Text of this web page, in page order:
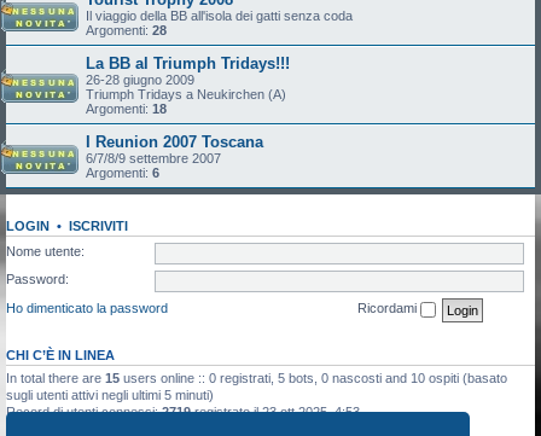
Il viaggio della BB all'isola dei gatti senza coda
Argomenti: 28
La BB al Triumph Tridays!!!
26-28 giugno 2009
Triumph Tridays a Neukirchen (A)
Argomenti: 18
I Reunion 2007 Toscana
6/7/8/9 settembre 2007
Argomenti: 6
LOGIN • ISCRIVITI
Nome utente:
Password:
Ho dimenticato la password
Ricordami
CHI C’È IN LINEA
In total there are 15 users online :: 0 registrati, 5 bots, 0 nascosti and 10 ospiti (basato
sugli utenti attivi negli ultimi 5 minuti)
Record di utenti connessi:2719registrato il 23 ott 2025, 4:53